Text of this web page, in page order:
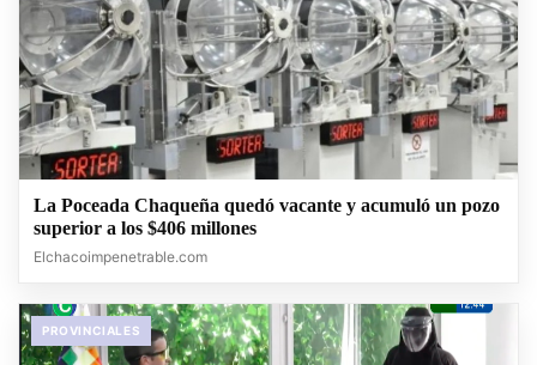
La Poceada Chaqueña quedó vacante y acumuló un pozo
superior a los $406 millones
Elchacoimpenetrable.com
PROVINCIALES